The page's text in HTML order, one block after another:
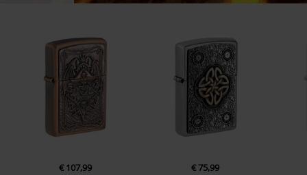
Conseil d'entretien : nettoyer à l'eau savonneuse, puis rincer et sécher
Pour préserver leur qualité, ranger les lunettes de manière à ne pas
rayer les verres.
Ne conviennent pas à la conduite au crépuscule et de nuit.
€ 107,99 € 75,99